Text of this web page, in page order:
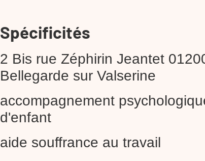
Spécificités
2 Bis rue Zéphirin Jeantet
Bellegarde sur Valserine
accompagnement
d'enfant
aide souffrance au travail